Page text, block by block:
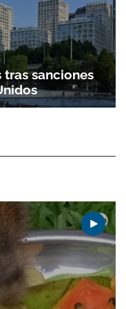
tras sanciones